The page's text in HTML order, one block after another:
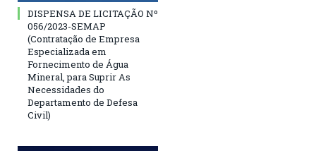
DISPENSA DE LICITAÇÃO Nº
056/2023-SEMAP
(Contratação de Empresa
Especializada em
Fornecimento de Água
Mineral, para Suprir As
Necessidades do
Departamento de Defesa
Civil)